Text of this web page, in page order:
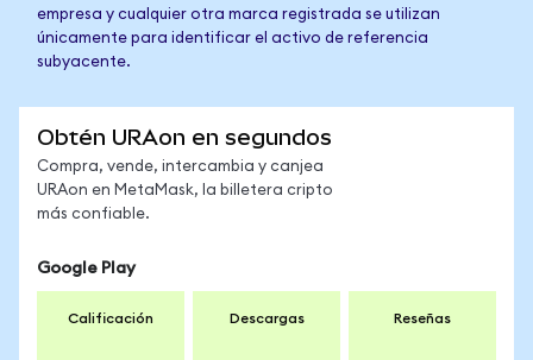
empresa y cualquier otra marca registrada se utilizan
únicamente para identificar el activo de referencia
subyacente.
Obtén URAon en segundos
Compra, vende, intercambia y canjea
URAon en MetaMask, la billetera cripto
más confiable.
Google Play
Calificación Descargas Reseñas